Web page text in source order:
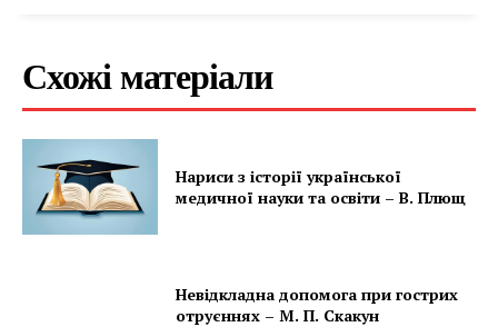
Схожі матеріали
Нариси з історії української
медичної науки та освіти – В. Плющ
Невідкладна допомога при гострих
отруєннях – М. П. Скакун